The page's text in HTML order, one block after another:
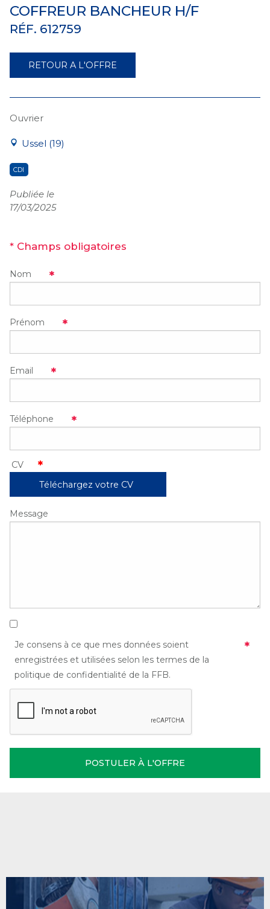
COFFREUR BANCHEUR H/F
RÉF. 612759
RETOUR A L'OFFRE
Ouvrier
Ussel (19)
CDI
Publiée le
17/03/2025
* Champs obligatoires
Nom
Prénom
Email
Téléphone
Téléchargez votre CV
Message
Je consens à ce que mes données soient
enregistrées et utilisées selon les termes de la
politique de confidentialité de la FFB.
POSTULER À L'OFFRE